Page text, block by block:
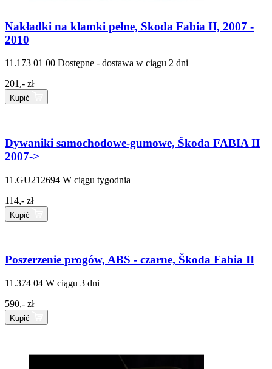
Nakładki na klamki pełne, Skoda Fabia II, 2007 -
2010
11.173 01 00 Dostępne - dostawa w ciągu 2 dni
201,- zł
Kupić
Dywaniki samochodowe-gumowe, Škoda FABIA II
2007->
11.GU212694 W ciągu tygodnia
114,- zł
Kupić
Poszerzenie progów, ABS - czarne, Škoda Fabia II
11.374 04 W ciągu 3 dni
590,- zł
Kupić